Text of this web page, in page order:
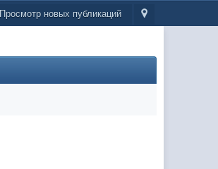
Просмотр новых публикаций